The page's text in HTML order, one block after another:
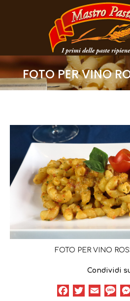
FOTO PER VINO
You
FOTO PER VINO
Condividi
Facebook
TwitterEmail